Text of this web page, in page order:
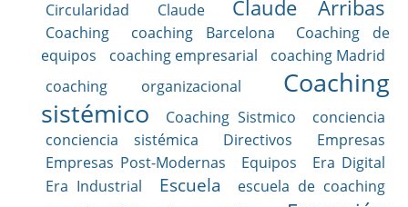
Circularidad
Claude Claude Arribas
Coaching coaching Barcelona
Coaching de
equipos
coaching empresarial
coaching Madrid
coaching organizacional
Coaching
sistémico
Coaching Sistmico
conciencia
conciencia sistémica
Directivos
Empresas
Empresas Post-Modernas
Equipos
Era Digital
Era Industrial
Escuela
escuela de coaching